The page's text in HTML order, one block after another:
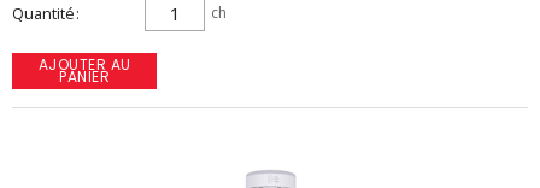
Quantité ch
AJOUTER AU
PANIER